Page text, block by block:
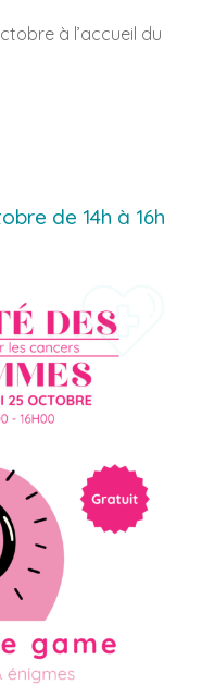
à l’accueil du
de 14h à 16h